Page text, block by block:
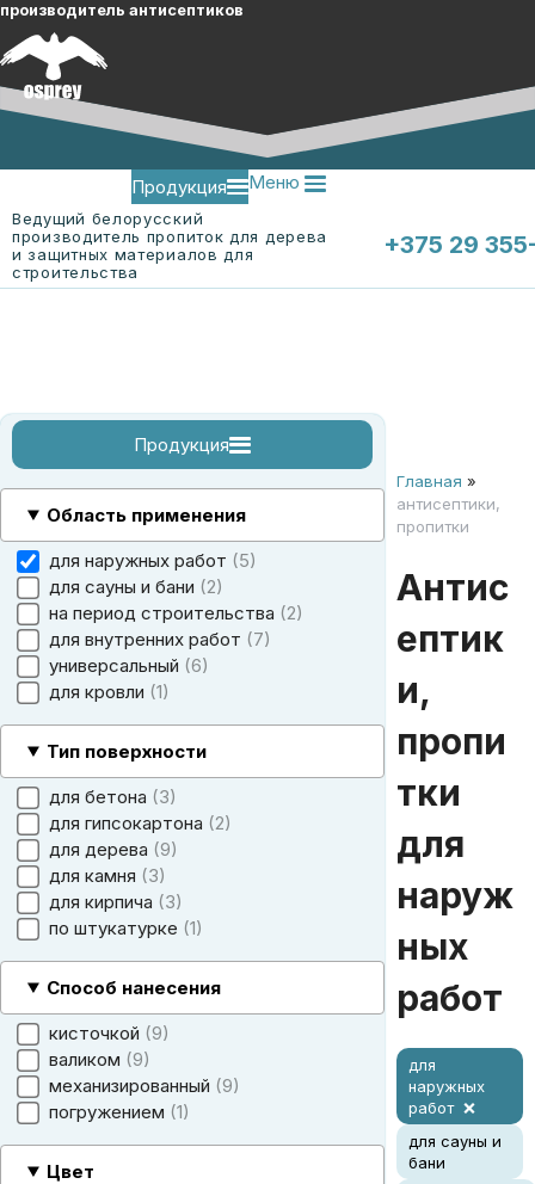
производитель антисептиков
Продукция Меню
Ведущий белорусский
производитель пропиток для дерева
и защитных материалов для
строительства
+375 29
Продукция
Область применения
для наружных работ
5
для сауны и бани 2
на период строительства 2
для внутренних работ
7
универсальный 6
для кровли 1
Тип поверхности
для бетона
3
для гипсокартона 2
для дерева 9
для камня
3
для кирпича
3
по штукатурке 1
Способ нанесения
кисточкой 9
валиком 9
механизированный 9
погружением 1
Цвет
Главная »
антисептики,
пропитки
Антис
ептик
и,
пропи
тки
для
наруж
ных
работ
для
наружных
работ
для сауны и
бани